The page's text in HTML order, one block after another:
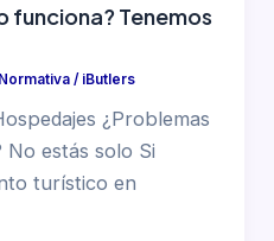
funciona? Tenemos
Normativa/ iButlers
¿Problemas
No estás solo Si
turístico en